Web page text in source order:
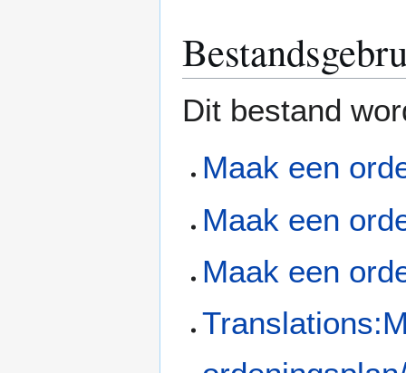
Dit bestand
Maak een
Maak een
Maak een